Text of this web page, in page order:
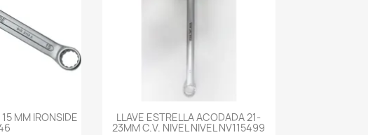
MM IRONSIDE -->
LLAVE ESTRELLA ACODADA 21-
23MM C.V. NIVEL NIVEL NV115499